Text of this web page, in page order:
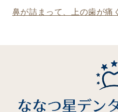
鼻が詰まって、上の歯が痛